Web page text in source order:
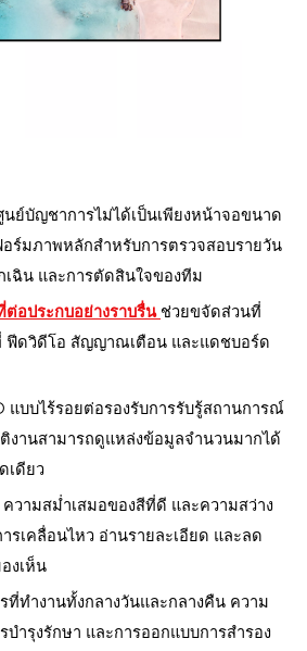
ย์บัญชาการไม่ได้เป็นเพียงหน้าจอขนาด
ร์มภาพหลักสำหรับการตรวจสอบรายวัน
ฉิน และการตัดสินใจของทีม
อประกบอย่างราบรื่น ช่วยขจัดส่วนที่
ฟีดวิดีโอ สัญญาณเตือน และแดชบอร์ด
แบบไร้รอยต่อรองรับการรับรู้สถานการณ์
งานสามารถดูแหล่งข้อมูลจำนวนมากได้
เดียว
ความสม่ำเสมอของสีที่ดี และความสว่าง
เคลื่อนไหว อ่านรายละเอียด และลด
งเห็น
ทำงานทั้งกลางวันและกลางคืน ความ
บำรุงรักษา และการออกแบบการสำรอง